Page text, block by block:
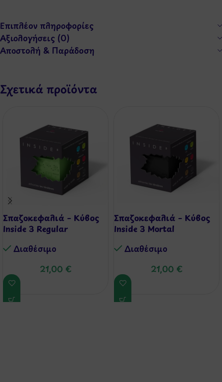
Επιπλέον πληροφορίες
Αξιολογήσεις (0)
Αποστολή & Παράδοση
Σχετικά προϊόντα
Σπαζοκεφαλιά – Κύβος
Inside 3 Regular
Διαθέσιμo
21,00 €
Σπαζοκεφαλιά – Κύβος
Inside 3 Mortal
Διαθέσιμo
21,00 €